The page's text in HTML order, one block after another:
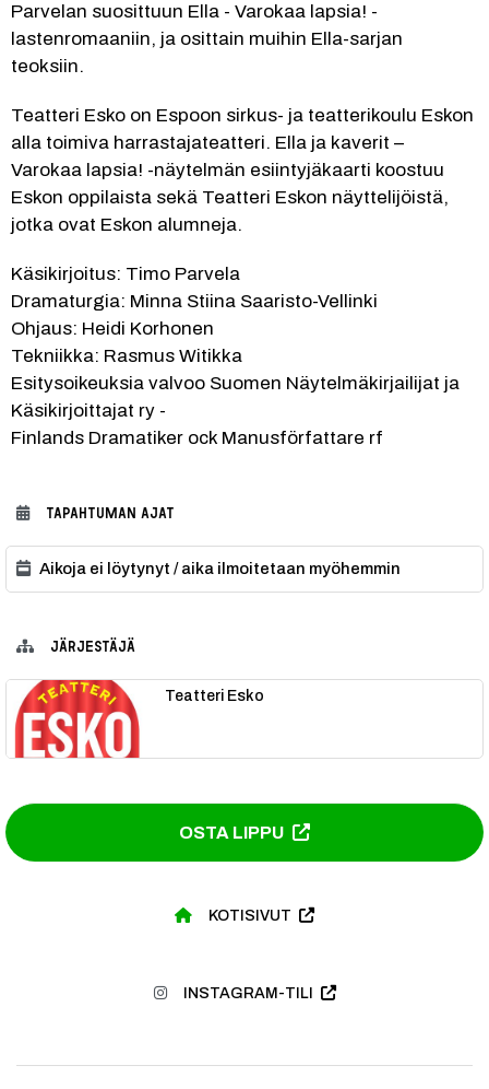
Parvelan suosittuun Ella - Varokaa lapsia! -
lastenromaaniin, ja osittain muihin Ella-sarjan
teoksiin.
Teatteri Esko on Espoon sirkus- ja teatterikoulu Eskon
alla toimiva harrastajateatteri. Ella ja kaverit –
Varokaa lapsia! -näytelmän esiintyjäkaarti koostuu
Eskon oppilaista sekä Teatteri Eskon näyttelijöistä,
jotka ovat Eskon alumneja.
Käsikirjoitus: Timo Parvela
Dramaturgia: Minna Stiina Saaristo-Vellinki
Ohjaus: Heidi Korhonen
Tekniikka: Rasmus Witikka
Esitysoikeuksia valvoo Suomen Näytelmäkirjailijat ja
Käsikirjoittajat ry -
Finlands Dramatiker ock Manusförfattare rf
TAPAHTUMAN AJAT
Aikoja ei löytynyt / aika ilmoitetaan myöhemmin
JÄRJESTÄJÄ
Teatteri Esko
OSTA LIPPU
KOTISIVUT
INSTAGRAM-TILI